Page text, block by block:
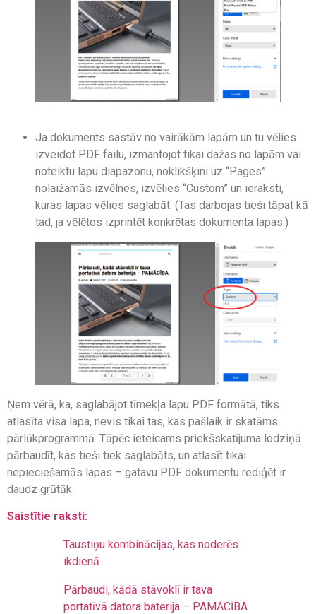
Ja dokuments sastāv no vairākām lapām un tu vēlies
izveidot PDF failu, izmantojot tikai dažas no lapām vai
noteiktu lapu diapazonu, noklikšķini uz “Pages”
nolaižamās izvēlnes, izvēlies “Custom” un ieraksti,
kuras lapas vēlies saglabāt. (Tas darbojas tieši tāpat kā
tad, ja vēlētos izprintēt konkrētas dokumenta lapas.)
Ņem vērā, ka, saglabājot tīmekļa lapu PDF formātā, tiks
atlasīta visa lapa, nevis tikai tas, kas pašlaik ir skatāms
pārlūkprogrammā. Tāpēc ieteicams priekšskatījuma lodziņā
pārbaudīt, kas tieši tiek saglabāts, un atlasīt tikai
nepieciešamās lapas – gatavu PDF dokumentu rediģēt ir
daudz grūtāk.
Saistītie raksti:
Taustiņu kombinācijas, kas noderēs
ikdienā
Pārbaudi, kādā stāvoklī ir tava
portatīvā datora baterija – PAMĀCĪBA